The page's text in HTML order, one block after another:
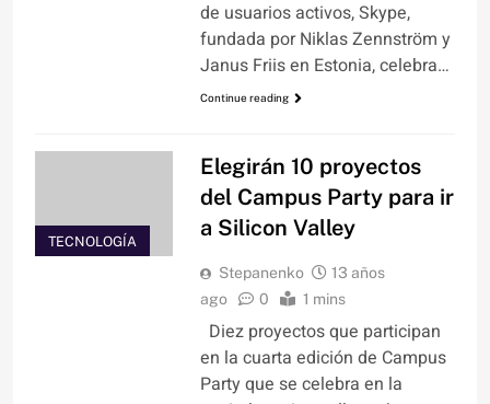
de usuarios activos, Skype,
fundada por Niklas Zennström y
Janus Friis en Estonia, celebra…
Continue reading
TECNOLOGÍA
Elegirán 10 proyectos
del Campus Party para ir
a Silicon Valley
Stepanenko
13 años
ago
0 1 mins
Diez proyectos que participan
en la cuarta edición de Campus
Party que se celebra en la